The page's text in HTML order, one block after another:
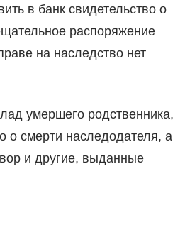
в банк свидетельство о
распоряжение
на наследство нет
умершего родственника,
о смерти наследодателя, а
и другие, выданные